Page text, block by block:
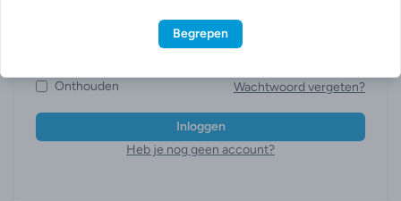
Onthouden Wachtwoord vergeten?
Inloggen
Heb je nog geen account?
Begrepen